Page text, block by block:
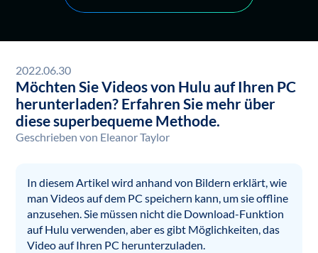
2022.06.30
Möchten Sie Videos von Hulu auf Ihren PC
herunterladen? Erfahren Sie mehr über
diese superbequeme Methode.
Geschrieben von Eleanor Taylor
In diesem Artikel wird anhand von Bildern erklärt, wie
man Videos auf dem PC speichern kann, um sie offline
anzusehen. Sie müssen nicht die Download-Funktion
auf Hulu verwenden, aber es gibt Möglichkeiten, das
Video auf Ihren PC herunterzuladen.